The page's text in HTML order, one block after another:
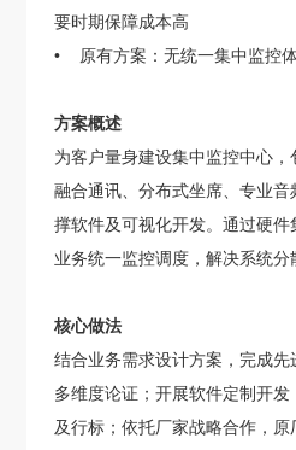
要时期保障成本高
• 原有方案：无统一集中监控
方案概述
为客户量身建设集中监控中心，
融合通讯、分布式坐席、专业
撑软件及可视化开发。通过硬
业务统一监控调度，解决系统分
核心做法
结合业务需求设计方案，完成
多维度论证；开展软件定制开
及行标；依托厂家战略合作，